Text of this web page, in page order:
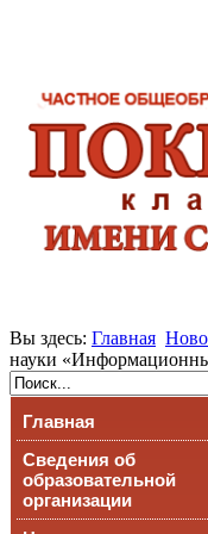
Вы здесь: Главная
науки
Главная
Сведения об
образовательной
организации